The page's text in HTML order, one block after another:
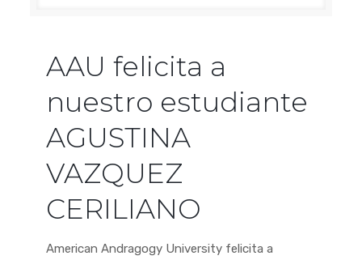
AAU felicita a
nuestro estudiante
AGUSTINA
VAZQUEZ
CERILIANO
American Andragogy University felicita a